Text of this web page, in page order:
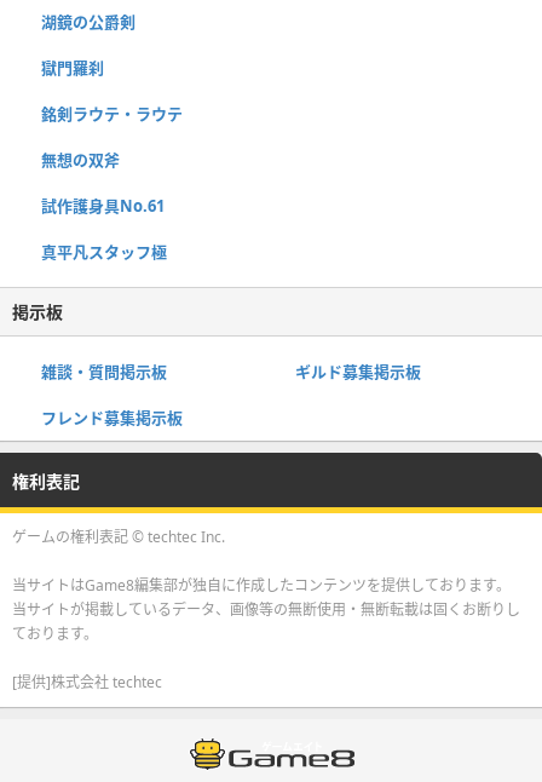
湖鏡の公爵剣
獄門羅刹
銘剣ラウテ・ラウテ
無想の双斧
試作護身具No.61
真平凡スタッフ極
掲示板
雑談・質問掲示板 ギルド募集掲示板
フレンド募集掲示板
権利表記
ゲームの権利表記 ©︎ techtec Inc.
当サイトはGame8編集部が独自に作成したコンテンツを提供しております。
当サイトが掲載しているデータ、画像等の無断使用・無断転載は固くお断りし
ております。
[提供]株式会社 techtec